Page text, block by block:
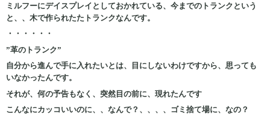
ミルフーにデイスプレイとしておかれている、今までのトランクという
と、、木で作られたたトランクなんです。
・・・・・・
”革のトランク”
自分から進んで手に入れたいとは、目にしないわけですから、思っても
いなかったんです。
それが、何の予告もなく、突然目の前に、現れたんです
こんなにカッコいいのに、、なんで？、、、、ゴミ捨て場に、なの？